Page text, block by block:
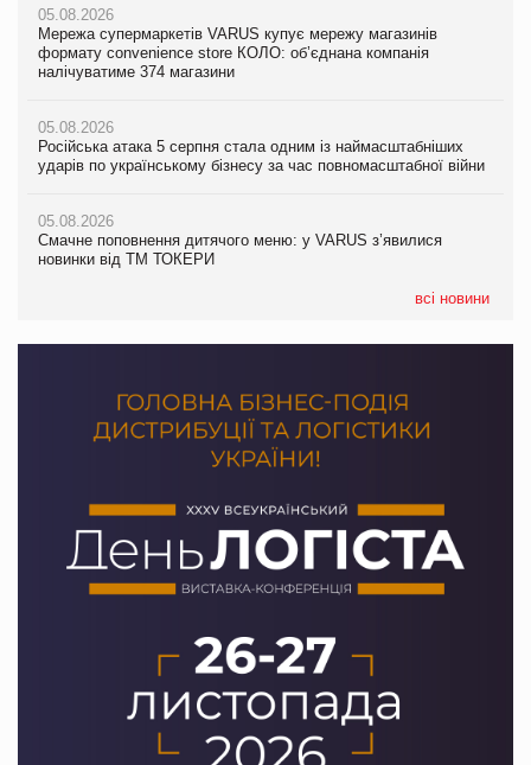
05.08.2026
Мережа супермаркетів VARUS купує мережу магазинів
формату convenience store КОЛО: об’єднана компанія
налічуватиме 374 магазини
05.08.2026
Російська атака 5 серпня стала одним із наймасштабніших
ударів по українському бізнесу за час повномасштабної війни
05.08.2026
Смачне поповнення дитячого меню: у VARUS з’явилися
новинки від ТМ ТОКЕРИ
всі новини
05.08.2026
Смачне поповнення дитячого меню: у VARUS з’явилися
новинки від ТМ ТОКЕРИ
05.08.2026
Сергій Лісунов про заморожені хлібобулочні вироби на
PrivateLabel&FMCG Master 2026
04.08.2026
Через атаку РФ у Дніпрі пошкоджено склад шоколаду
Millennium
05.08.2026
Adidas витратила понад $1 млрд на маркетинг за квартал
продуктів